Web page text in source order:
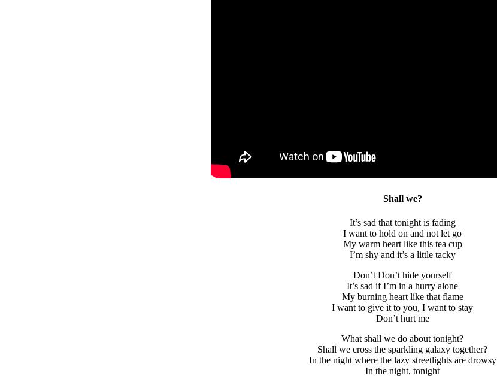
Shall we?
It’s sad that tonight is fading
I want to hold on and not let go
My warm heart like this tea cup
I’m shy and it’s a little tacky
Don’t Don’t hide yourself
It’s sad if I’m in a hurry alone
My burning heart like that flame
I want to give it to you, I want to stay
Don’t hurt me
What shall we do about tonight?
Shall we cross the sparkling galaxy together?
In the night where the lazy streetlights are drowsy
In the night, tonight